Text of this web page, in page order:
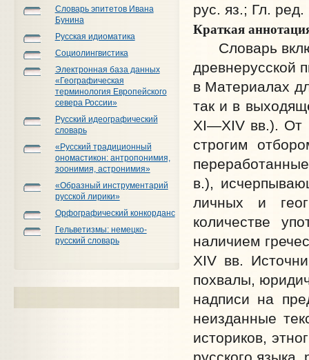
Словарь эпитетов Ивана
Бунина
Русская идиоматика
Социолингвистика
Электронная база данных
«Географическая
терминология Европейского
севера России»
Русский идеографический
словарь
«Русский традиционный
ономастикон: антропонимия,
зоонимия, астронимия»
«Образный инструментарий
русской лирики»
Орфографический конкорданс
Гельветизмы: немецко-
русский словарь
рус. яз.; Гл.
Краткая
Словарь
древнерусской
в Материалах
так и в
XI—XIV вв.). От
строгим
в.),
личных и
количестве
наличием
XIV вв.
похвалы,
надписи на
неизданные
историков,
русского языка,